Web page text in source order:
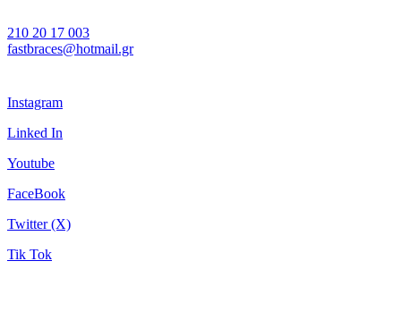
210 20 17 003
fastbraces@hotmail.gr
Instagram
Linked In
Youtube
FaceBook
Twitter (X)
Tik Tok